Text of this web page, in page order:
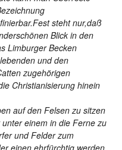
steht nur,daß
Blick in den
Limburger Becken
und den
zugehörigen
Christianisierung hinein
auf den Felsen zu sitzen
einem in die Ferne zu
und Felder zum
einen ehrfürchtig werden